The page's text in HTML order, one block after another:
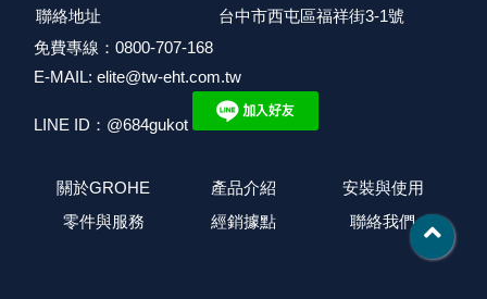
聯絡地址
台中市西屯區福祥街3-1號
免費專線：0800-707-168
E-MAIL: elite@tw-eht.com.tw
LINE ID：@684gukot
關於GROHE 產品介紹
安裝與使用
零件與服務
經銷據點 聯絡我們